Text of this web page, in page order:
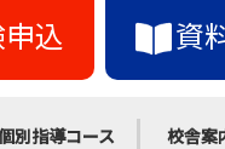
込 資
別指導コース 校舎案